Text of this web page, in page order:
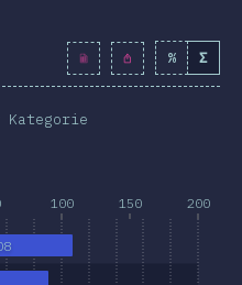
3.4 (394 )% Σ
Kategorie
100 150 200